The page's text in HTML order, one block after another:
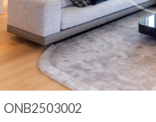
ONB2503002